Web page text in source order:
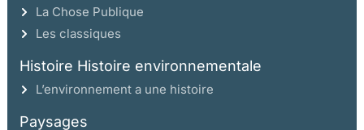
La Chose Publique
Les classiques
Histoire Histoire environnementale
L’environnement a une histoire
Paysages